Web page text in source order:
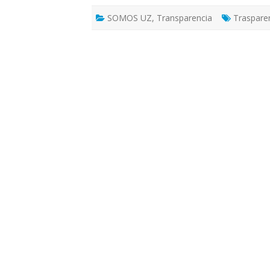
SOMOS UZ, Transparencia